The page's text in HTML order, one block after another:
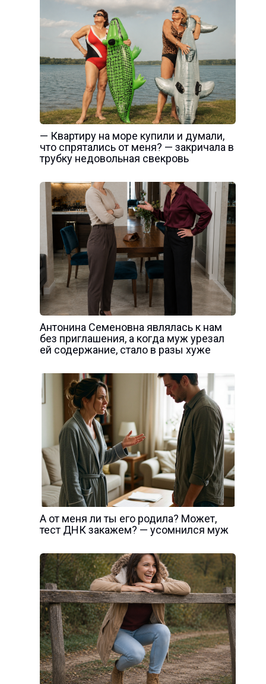
— Квартиру на море купили и думали,
что спрятались от меня? — закричала в
трубку недовольная свекровь
Антонина Семеновна являлась к нам
без приглашения, а когда муж урезал
ей содержание, стало в разы хуже
А от меня ли ты его родила? Может,
тест ДНК закажем? — усомнился муж